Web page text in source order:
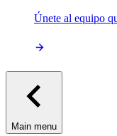
Únete al equipo
Main menu